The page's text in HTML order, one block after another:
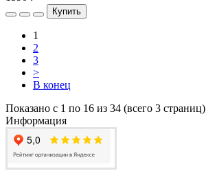
Купить
1
2
3
>
В конец
Показано с 1 по 16 из 34 (всего 3 страниц)
Информация